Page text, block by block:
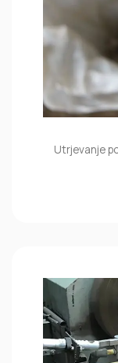
Utrjevanje